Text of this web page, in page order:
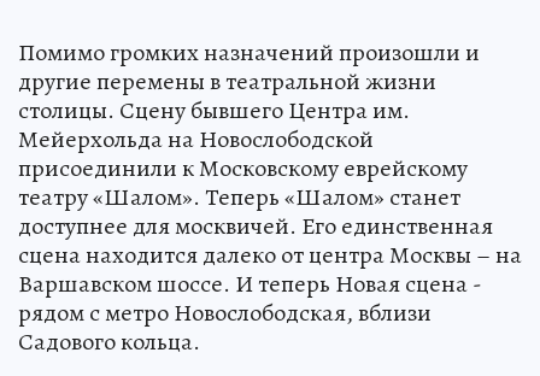
Помимо громких назначений произошли и
другие перемены в театральной жизни
столицы. Сцену бывшего Центра им.
Мейерхольда на Новослободской
присоединили к Московскому еврейскому
театру «Шалом». Теперь «Шалом» станет
доступнее для москвичей. Его единственная
сцена находится далеко от центра Москвы – на
Варшавском шоссе. И теперь Новая сцена -
рядом с метро Новослободская, вблизи
Садового кольца.